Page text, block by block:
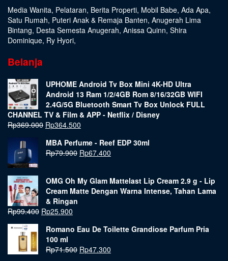
Media Wanita, Pelataran, Berita Properti, Mobil Babe, Ada Apa,
Satu Rumah, Puteri Anak & Remaja Banten, Anugerah Lima
Bintang, Desta Semesta Anugerah, Anissa Quinn, Shira
Dominique, Ry Hyori,
Belanja
UPHOME Android Tv Box Mini 4K-HD Ultra
Android 13 Ram 1/2/4GB Rom 8/16/32GB WIFI
2.4G/5G Bluetooth Smart Tv Box Unlock FULL
CHANNEL TV & Film & APP - Netflix / Disney
Rp369.000 Rp364.500
MBA Perfume - Reef EDP 30ml
Rp79.900 Rp67.400
OMG Oh My Glam Mattelast Lip Cream 2.9 g - Lip
Cream Matte Dengan Warna Intense, Tahan Lama
& Ringan
Rp99.400 Rp25.900
Romano Eau De Toilette Grandiose Parfum Pria
100 ml
Rp71.500 Rp47.300